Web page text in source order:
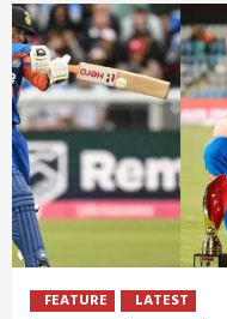
FEATURE
LATEST